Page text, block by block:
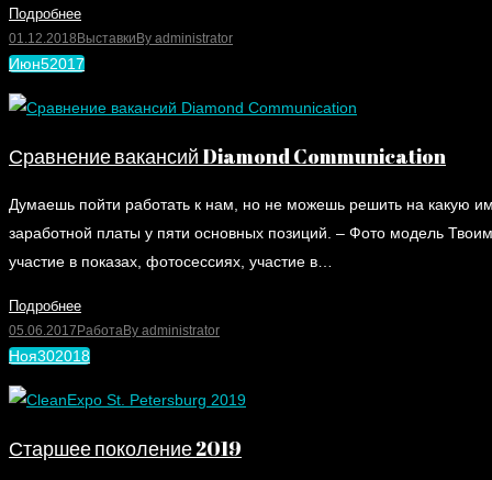
Подробнее
01.12.2018 Выставки By administrator
Июн52017
Сравнение вакансий Diamond Communication
Думаешь пойти работать к нам, но не можешь решить на какую
заработной платы у пяти основных позиций. – Фото модель
участие в показах, фотосессиях, участие в…
Подробнее
05.06.2017 РаботаBy administrator
Ноя302018
Старшее поколение 2019